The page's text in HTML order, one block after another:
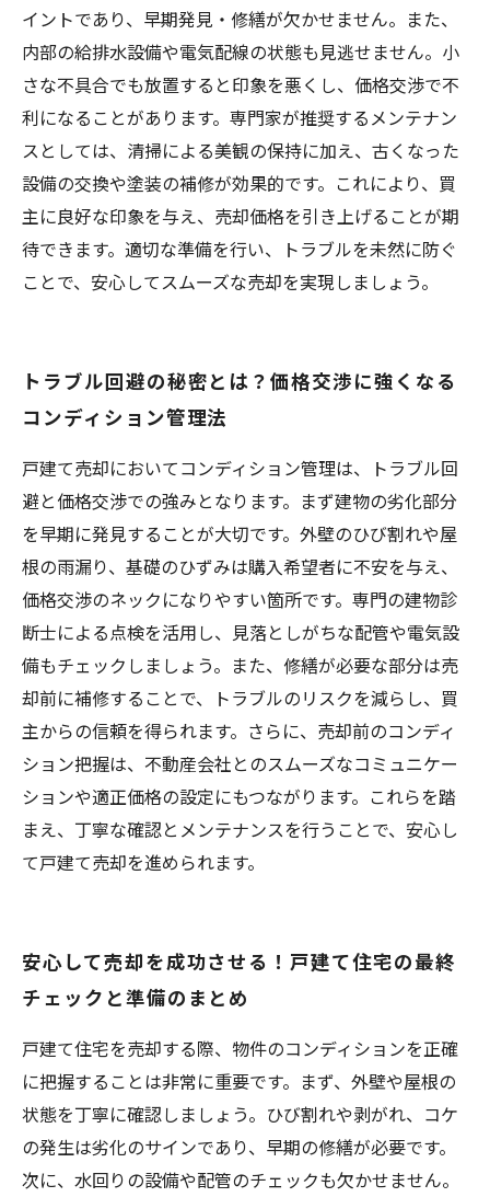
イントであり、早期発見・修繕が欠かせません。また、
内部の給排水設備や電気配線の状態も見逃せません。小
さな不具合でも放置すると印象を悪くし、価格交渉で不
利になることがあります。専門家が推奨するメンテナン
スとしては、清掃による美観の保持に加え、古くなった
設備の交換や塗装の補修が効果的です。これにより、買
主に良好な印象を与え、売却価格を引き上げることが期
待できます。適切な準備を行い、トラブルを未然に防ぐ
ことで、安心してスムーズな売却を実現しましょう。
トラブル回避の秘密とは？価格交渉に強くなる
コンディション管理法
戸建て売却においてコンディション管理は、トラブル回
避と価格交渉での強みとなります。まず建物の劣化部分
を早期に発見することが大切です。外壁のひび割れや屋
根の雨漏り、基礎のひずみは購入希望者に不安を与え、
価格交渉のネックになりやすい箇所です。専門の建物診
断士による点検を活用し、見落としがちな配管や電気設
備もチェックしましょう。また、修繕が必要な部分は売
却前に補修することで、トラブルのリスクを減らし、買
主からの信頼を得られます。さらに、売却前のコンディ
ション把握は、不動産会社とのスムーズなコミュニケー
ションや適正価格の設定にもつながります。これらを踏
まえ、丁寧な確認とメンテナンスを行うことで、安心し
て戸建て売却を進められます。
安心して売却を成功させる！戸建て住宅の最終
チェックと準備のまとめ
戸建て住宅を売却する際、物件のコンディションを正確
に把握することは非常に重要です。まず、外壁や屋根の
状態を丁寧に確認しましょう。ひび割れや剥がれ、コケ
の発生は劣化のサインであり、早期の修繕が必要です。
次に、水回りの設備や配管のチェックも欠かせません。